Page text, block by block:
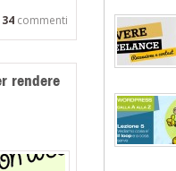
34commenti
rendere